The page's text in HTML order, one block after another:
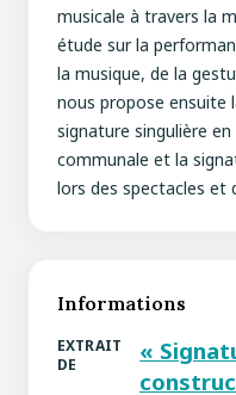
musicale à travers la
étude sur la
la musique, de la
nous propose ensuite
signature singulière
communale et la
lors des spectacles et
Informations
EXTRAIT
DE
«